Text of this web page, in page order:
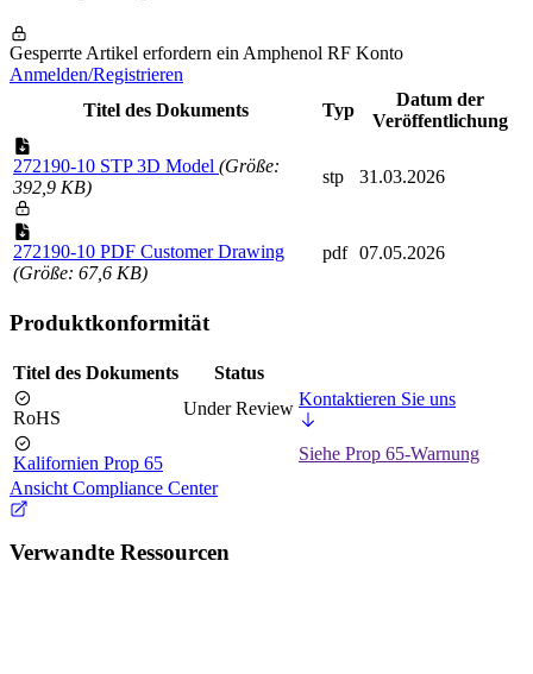
Gesperrte Artikel erfordern ein Amphenol RF Konto
Anmelden/Registrieren
Titel des Dokuments
Typ
Datum der
Veröffentlichung
272190-10 STP 3D Model (Größe:
392,9 KB)
stp 31.03.2026
272190-10 PDF Customer Drawing
(Größe: 67,6 KB)
pdf 07.05.2026
Produktkonformität
Titel des Dokuments Status
RoHS Under Review Kontaktieren Sie uns
Kalifornien Prop 65
Siehe Prop 65-Warnung
Ansicht Compliance Center
Verwandte Ressourcen